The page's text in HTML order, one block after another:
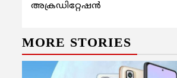
അക്രഡിറ്റേഷൻ
MORE STORIES